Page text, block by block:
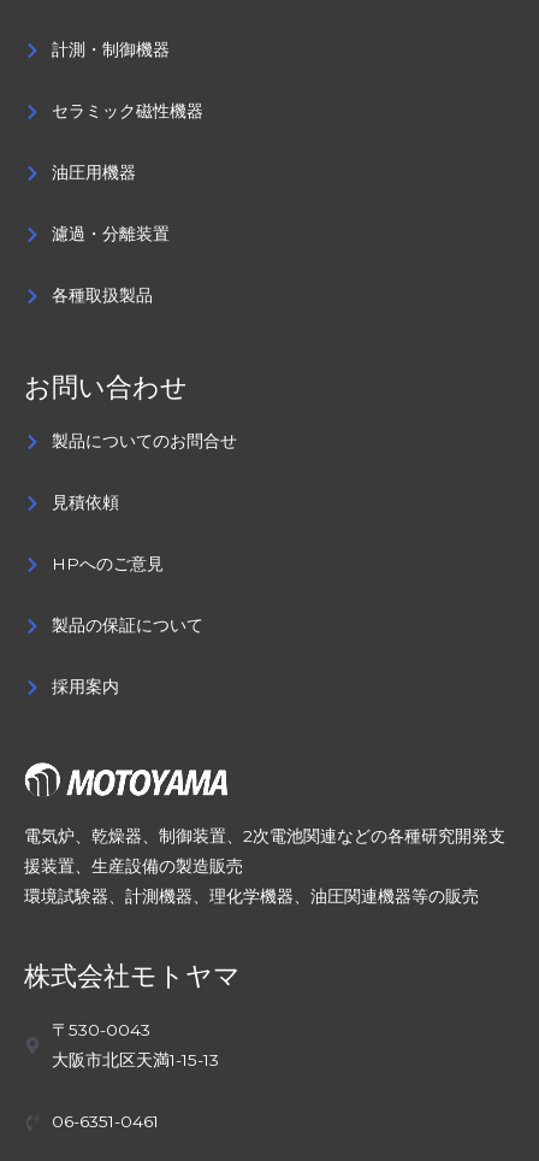
計測・制御機器
セラミック磁性機器
油圧用機器
濾過・分離装置
各種取扱製品
お問い合わせ
製品についてのお問合せ
見積依頼
HPへのご意見
製品の保証について
採用案内
電気炉、乾燥器、制御装置、2次電池関連などの各種研究開発支
援装置、生産設備の製造販売
環境試験器、計測機器、理化学機器、油圧関連機器等の販売
株式会社モトヤマ
〒530-0043
大阪市北区天満1-15-13
06-6351-0461